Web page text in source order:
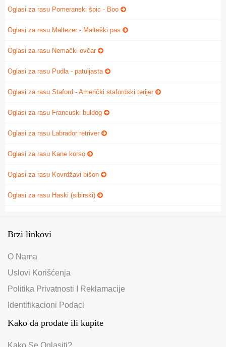
Oglasi za rasu Pomeranski špic - Boo
Oglasi za rasu Maltezer - Malteški pas
Oglasi za rasu Nemački ovčar
Oglasi za rasu Pudla - patuljasta
Oglasi za rasu Staford - Američki stafordski terijer
Oglasi za rasu Francuski buldog
Oglasi za rasu Labrador retriver
Oglasi za rasu Kane korso
Oglasi za rasu Kovrdžavi bišon
Oglasi za rasu Haski (sibirski)
Brzi linkovi
O Nama
Uslovi Korišćenja
Politika Privatnosti I Reklamacije
Identifikacioni Podaci
Kako da prodate ili kupite
Kako Se Oglasiti?